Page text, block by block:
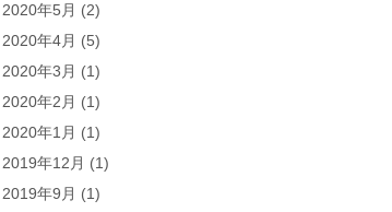
2020年5月 (2)
2020年4月 (5)
2020年3月 (1)
2020年2月 (1)
2020年1月 (1)
2019年12月 (1)
2019年9月 (1)